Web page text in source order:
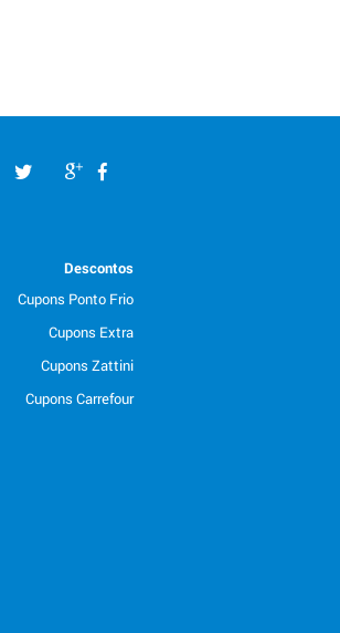
Descontos
Cupons Ponto Frio
Cupons Extra
Cupons Zattini
Cupons Carrefour